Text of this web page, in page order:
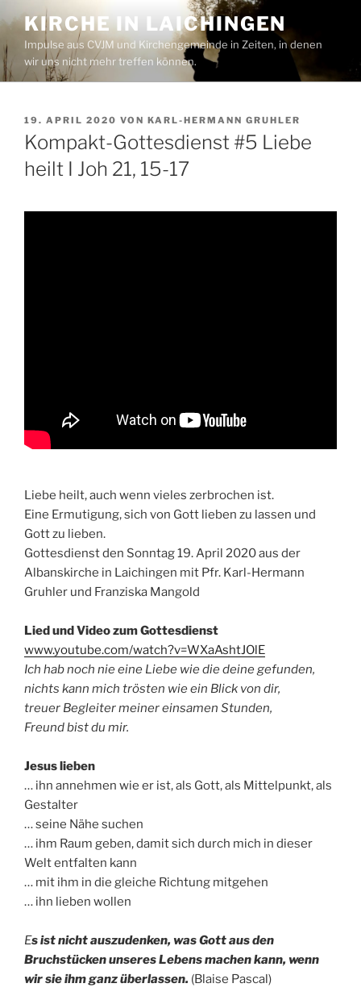
Inhalt
springen
KIRCHE IN LAICHINGEN
Impulse aus CVJM und Kirchengemeinde in Zeiten, in denen
wir uns nicht mehr treffen können.
VERÖFFENTLICHT
AM
19. APRIL 2020 VON KARL-HERMANN GRUHLER
Kompakt-Gottesdienst #5 Liebe
heilt I Joh 21, 15-17
Liebe heilt, auch wenn vieles zerbrochen ist.
Eine Ermutigung, sich von Gott lieben zu lassen und
Gott zu lieben.
Gottesdienst den Sonntag 19. April 2020 aus der
Albanskirche in Laichingen mit Pfr. Karl-Hermann
Gruhler und Franziska Mangold
Lied und Video zum Gottesdienst
www.youtube.com/watch?v=WXaAshtJOlE
Ich hab noch nie eine Liebe wie die deine gefunden,
nichts kann mich trösten wie ein Blick von dir,
treuer Begleiter meiner einsamen Stunden,
Freund bist du mir.
Jesus lieben
… ihn annehmen wie er ist, als Gott, als Mittelpunkt, als
Gestalter
… seine Nähe suchen
… ihm Raum geben, damit sich durch mich in dieser
Welt entfalten kann
… mit ihm in die gleiche Richtung mitgehen
… ihn lieben wollen
Es ist nicht auszudenken, was Gott aus den
Bruchstücken unseres Lebens machen kann, wenn
wir sie ihm ganz überlassen. (Blaise Pascal)